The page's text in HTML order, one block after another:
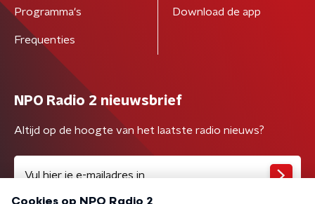
Programma's
Frequenties
Download de app
NPO Radio 2 nieuwsbrief
Altijd op de hoogte van het laatste radio nieuws?